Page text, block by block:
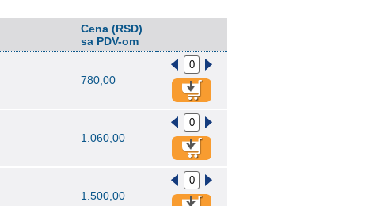
Cena (RSD)
sa PDV-om
780,00
1.060,00
1.500,00